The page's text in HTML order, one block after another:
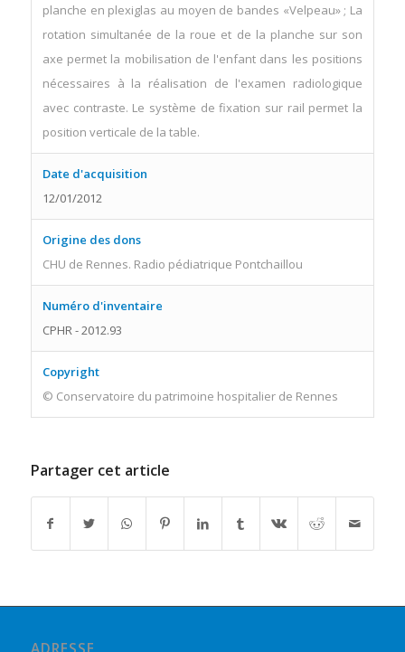
planche en plexiglas au moyen de bandes «Velpeau» ; La
rotation simultanée de la roue et de la planche sur son
axe permet la mobilisation de l'enfant dans les positions
nécessaires à la réalisation de l'examen radiologique
avec contraste. Le système de fixation sur rail permet la
position verticale de la table.
Date d'acquisition
12/01/2012
Origine des dons
CHU de Rennes. Radio pédiatrique Pontchaillou
Numéro d'inventaire
CPHR - 2012.93
Copyright
© Conservatoire du patrimoine hospitalier de Rennes
Partager cet article